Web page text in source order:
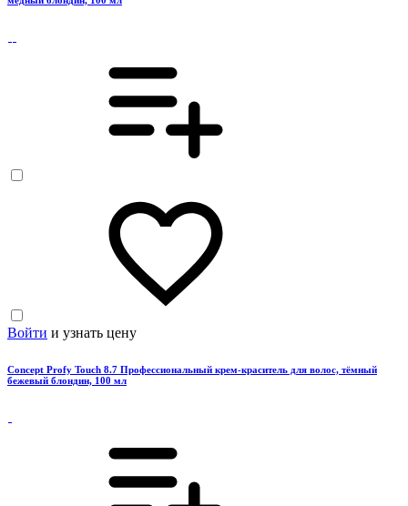
Войти и узнать цену
Concept Profy Touch 8.7 Профессиональный крем-краситель для волос, тёмный
бежевый блондин, 100 мл